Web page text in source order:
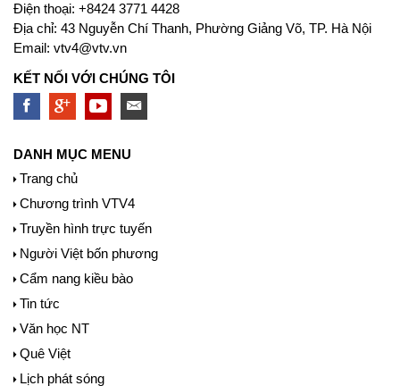
Ðiện thoại: +8424 3771 4428
Địa chỉ: 43 Nguyễn Chí Thanh, Phường Giảng Võ, TP. Hà Nội
Email: vtv4@vtv.vn
KẾT NỐI VỚI CHÚNG TÔI
DANH MỤC MENU
Trang chủ
Chương trình VTV4
Truyền hình trực tuyến
Người Việt bốn phương
Cẩm nang kiều bào
Tin tức
Văn học NT
Quê Việt
Lịch phát sóng